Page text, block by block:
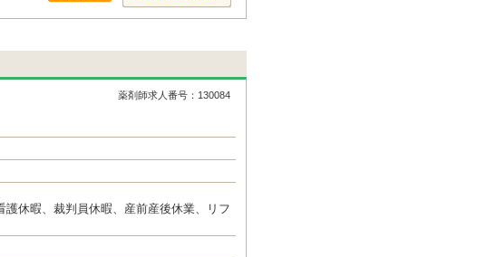
薬剤師求人番号：130084
休暇、裁判員休暇、産前産後休業、リフ